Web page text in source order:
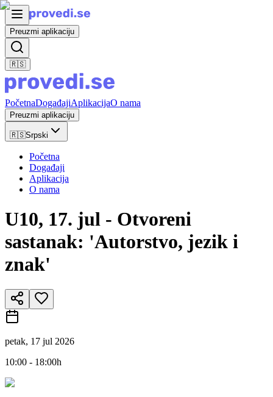
Preuzmi aplikaciju
🇷🇸
PočetnaDogađajiAplikacijaO nama
Preuzmi aplikaciju
🇷🇸Srpski
Početna
Događaji
Aplikacija
O nama
U10, 17. jul - Otvoreni
sastanak: 'Autorstvo, jezik i
znak'
petak, 17 jul 2026
10:00 - 18:00h